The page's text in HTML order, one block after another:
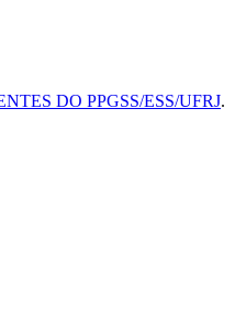
DO PPGSS/ESS/UFRJ.